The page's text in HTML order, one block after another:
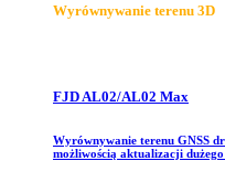
Wyrównywanie terenu 3D
FJD AL02/AL02 Max
Wyrównywanie terenu GNSS
możliwością aktualizacji